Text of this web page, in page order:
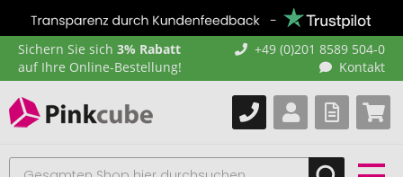
Sichern Sie sich 3% Rabatt
auf Ihre Online-Bestellung!
+49 (0)201 8589 504-0
Kontakt